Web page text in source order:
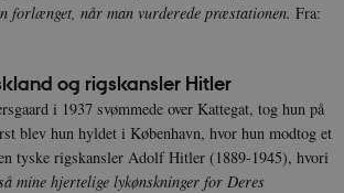
forlænget, når man vurderede præstationen. Fra:
og rigskansler Hitler
i 1937 svømmede over Kattegat, tog hun på
blev hun hyldet i København, hvor hun modtog et
tyske rigskansler Adolf Hitler (1889-1945), hvori
mine hjertelige lykønskninger for Deres